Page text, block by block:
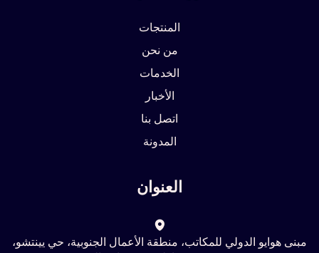
المنتجات
من نحن
الخدمات
الأخبار
اتصل بنا
المدونة
العنوان
مبنى هوايو الدولي للمكاتب، منطقة الأعمال الجنوبية، حي يينتشو،